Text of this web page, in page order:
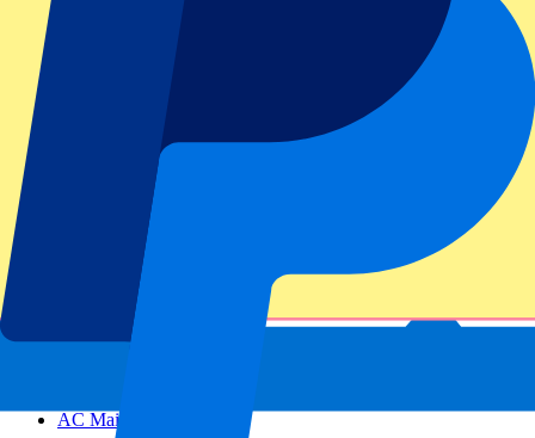
Ein Besuch des zweitgrößten Vereinsfußballturniers ist ein absolutes
Muss für alle Fußballfans weltweit. P1 Travel bietet sowohl reguläre
Finaltickets für die Europa League
als auch VIP Hospitality Pakete
an. Die Tickets werden in Kombination mit einer Übernachtung in
der Spielstadt angeboten. Sie können Ihr Paket einfach und schnell
zusammenstellen. Registrieren Sie sich jetzt fürTickets für das
Finale der Europa League!
Footer menu
Top-Klubs
Manchester United
Manchester City
AC Mailand